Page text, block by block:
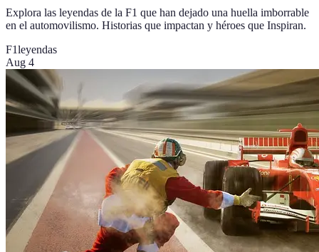
Explora las leyendas de la F1 que han dejado una huella imborrable
en el automovilismo. Historias que impactan y héroes que Inspiran.
F1leyendas
Aug 4